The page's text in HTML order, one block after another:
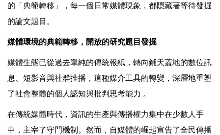
的「典範轉移」，每一個日常媒體現象，都隱藏著等待發掘
的論文題目。
媒體環境的典範轉移，開放的研究題目發掘
媒體生態已從過去單純的傳統報紙，轉向鋪天蓋地的數位訊
息、短影音與社群推播，這種媒介工具的轉變，深層地重塑
了社會整體的個人認知與批判思考能力 。
在傳統媒體時代，資訊的生產與傳播權力集中在少數人手
中，主宰了守門機制。然而，自媒體的崛起宣告了全民傳播